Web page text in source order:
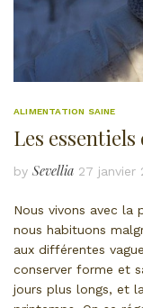
ALIMENTATION SAINE
Les
by Sevellia 27 janvier
Nous vivons avec la
nous habituons
aux différentes
conserver forme et
jours plus longs, et